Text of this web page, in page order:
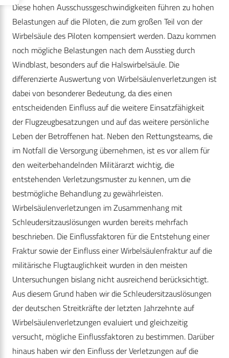
Diese hohen Ausschussgeschwindigkeiten führen zu hohen
Belastungen auf die Piloten, die zum großen Teil von der
Wirbelsäule des Piloten kompensiert werden. Dazu kommen
noch mögliche Belastungen nach dem Ausstieg durch
Windblast, besonders auf die Halswirbelsäule. Die
differenzierte Auswertung von Wirbelsäulenverletzungen ist
dabei von besonderer Bedeutung, da dies einen
entscheidenden Einfluss auf die weitere Einsatzfähigkeit
der Flugzeugbesatzungen und auf das weitere persönliche
Leben der Betroffenen hat. Neben den Rettungsteams, die
im Notfall die Versorgung übernehmen, ist es vor allem für
den weiterbehandelnden Militärarzt wichtig, die
entstehenden Verletzungsmuster zu kennen, um die
bestmögliche Behandlung zu gewährleisten.
Wirbelsäulenverletzungen im Zusammenhang mit
Schleudersitzauslösungen wurden bereits mehrfach
beschrieben. Die Einflussfaktoren für die Entstehung einer
Fraktur sowie der Einfluss einer Wirbelsäulenfraktur auf die
militärische Flugtauglichkeit wurden in den meisten
Untersuchungen bislang nicht ausreichend berücksichtigt.
Aus diesem Grund haben wir die Schleudersitzauslösungen
der deutschen Streitkräfte der letzten Jahrzehnte auf
Wirbelsäulenverletzungen evaluiert und gleichzeitig
versucht, mögliche Einflussfaktoren zu bestimmen. Darüber
hinaus haben wir den Einfluss der Verletzungen auf die